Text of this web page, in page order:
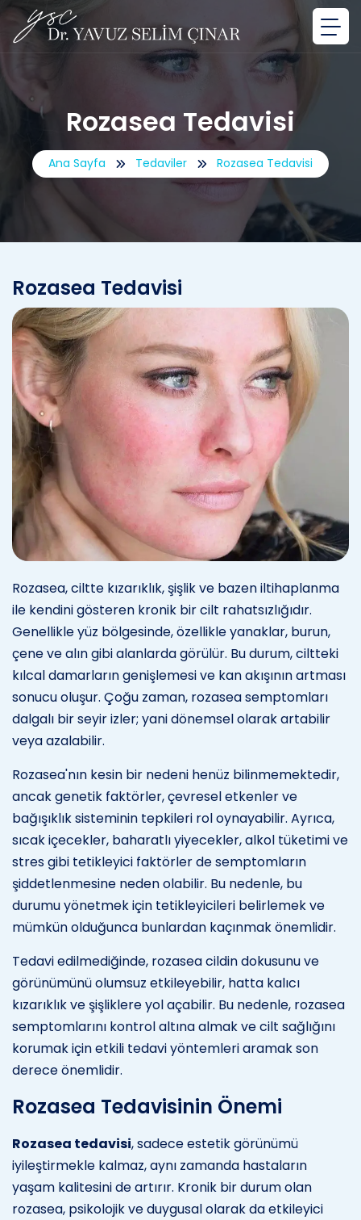
Rozasea Tedavisi
Ana Sayfa Tedaviler Rozasea Tedavisi
Rozasea Tedavisi
Rozasea, ciltte kızarıklık, şişlik ve bazen iltihaplanma
ile kendini gösteren kronik bir cilt rahatsızlığıdır.
Genellikle yüz bölgesinde, özellikle yanaklar, burun,
çene ve alın gibi alanlarda görülür. Bu durum, ciltteki
kılcal damarların genişlemesi ve kan akışının artması
sonucu oluşur. Çoğu zaman, rozasea semptomları
dalgalı bir seyir izler; yani dönemsel olarak artabilir
veya azalabilir.
Rozasea'nın kesin bir nedeni henüz bilinmemektedir,
ancak genetik faktörler, çevresel etkenler ve
bağışıklık sisteminin tepkileri rol oynayabilir. Ayrıca,
sıcak içecekler, baharatlı yiyecekler, alkol tüketimi ve
stres gibi tetikleyici faktörler de semptomların
şiddetlenmesine neden olabilir. Bu nedenle, bu
durumu yönetmek için tetikleyicileri belirlemek ve
mümkün olduğunca bunlardan kaçınmak önemlidir.
Tedavi edilmediğinde, rozasea cildin dokusunu ve
görünümünü olumsuz etkileyebilir, hatta kalıcı
kızarıklık ve şişliklere yol açabilir. Bu nedenle, rozasea
semptomlarını kontrol altına almak ve cilt sağlığını
korumak için etkili tedavi yöntemleri aramak son
derece önemlidir.
Rozasea Tedavisinin Önemi
Rozasea tedavisi, sadece estetik görünümü
iyileştirmekle kalmaz, aynı zamanda hastaların
yaşam kalitesini de artırır. Kronik bir durum olan
rozasea, psikolojik ve duygusal olarak da etkileyici